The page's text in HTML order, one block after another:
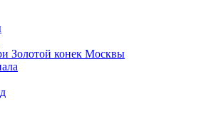
Золотой конек Москвы